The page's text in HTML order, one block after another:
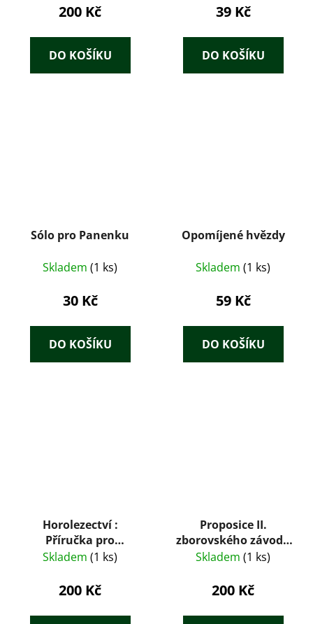
200 Kč
DO KOŠÍKU
39 Kč
DO KOŠÍKU
Sólo pro Panenku
Skladem (1 ks)
30 Kč
DO KOŠÍKU
Opomíjené hvězdy
Skladem (1 ks)
59 Kč
DO KOŠÍKU
Horolezectví :
Příručka pro
horolezce -
Skladem (1 ks)
200 Kč
Proposice II.
zborovského závodu
v branné zdatnosti ve
2. července 1938 v
Skladem (1 ks)
200 Kč